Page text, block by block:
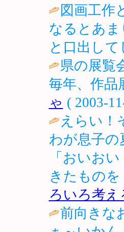
図画工作
なるとあ
と口出し
県の展
毎年、作
ゃ ( 2003-
えらい！
わが息子
「おいお
きたもの
ろいろ考
前向きな